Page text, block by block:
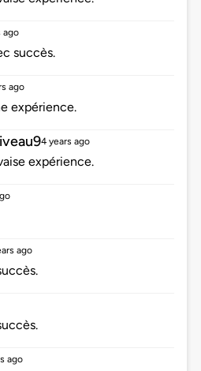
ago
succès.
ago
expérience.
4 years ago
expérience.
ago
ago